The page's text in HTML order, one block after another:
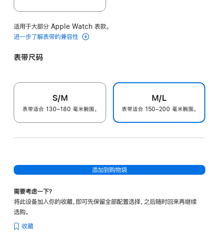
适用于大部分 Apple Watch 表款。
进一步了解表带的兼容性
表带尺码
S/M
表带适合 130–180 毫米腕围。
M/L
表带适合 150–200 毫米腕围。
添加到购物袋
需要考虑一下？
将此设备加入你的收藏，即可先保留全部配置选择，之后随时回来再继续
选购。
收藏